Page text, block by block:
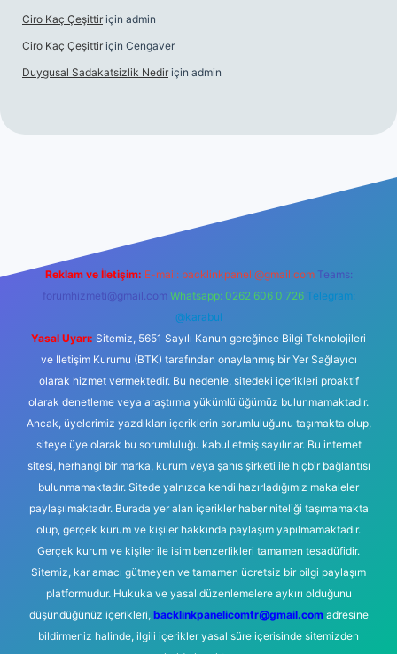
Ciro Kaç Çeşittir için admin
Ciro Kaç Çeşittir için Cengaver
Duygusal Sadakatsizlik Nedir için admin
elexbetgiris.org
Reklam ve İletişim: E-mail: backlinkpaneli@gmail.com Teams:
forumhizmeti@gmail.com Whatsapp: 0262 606 0 726 Telegram:
@karabul
Yasal Uyarı: Sitemiz, 5651 Sayılı Kanun gereğince Bilgi Teknolojileri
ve İletişim Kurumu (BTK) tarafından onaylanmış bir Yer Sağlayıcı
olarak hizmet vermektedir. Bu nedenle, sitedeki içerikleri proaktif
olarak denetleme veya araştırma yükümlülüğümüz bulunmamaktadır.
Ancak, üyelerimiz yazdıkları içeriklerin sorumluluğunu taşımakta olup,
siteye üye olarak bu sorumluluğu kabul etmiş sayılırlar. Bu internet
sitesi, herhangi bir marka, kurum veya şahıs şirketi ile hiçbir bağlantısı
bulunmamaktadır. Sitede yalnızca kendi hazırladığımız makaleler
paylaşılmaktadır. Burada yer alan içerikler haber niteliği taşımamakta
olup, gerçek kurum ve kişiler hakkında paylaşım yapılmamaktadır.
Gerçek kurum ve kişiler ile isim benzerlikleri tamamen tesadüfidir.
Sitemiz, kar amacı gütmeyen ve tamamen ücretsiz bir bilgi paylaşım
platformudur. Hukuka ve yasal düzenlemelere aykırı olduğunu
düşündüğünüz içerikleri, backlinkpanelicomtr@gmail.comadresine
bildirmeniz halinde, ilgili içerikler yasal süre içerisinde sitemizden